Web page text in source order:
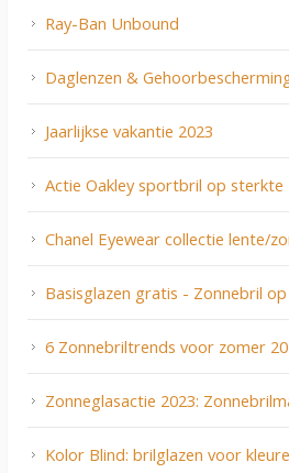
Ray-Ban Unbound
Daglenzen &
Jaarlijkse vakantie 2023
Actie Oakley sportbril op sterkte
Chanel Eyewear collectie lente/
Basisglazen gratis - Zonnebril
6 Zonnebriltrends voor zomer
Zonneglasactie 2023:
Kolor Blind: brilglazen voor